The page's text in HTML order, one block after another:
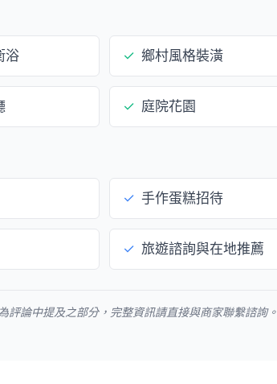
浴 ✓ 鄉村風格裝潢
✓ 庭院花園
✓ 手作蛋糕招待
✓ 旅遊諮詢與在地推薦
評論中提及之部分，完整資訊請直接與商家聯繫諮詢。